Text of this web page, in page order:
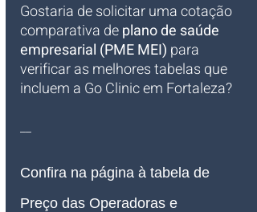
Gostaria de solicitar uma cotação
comparativa de plano de saúde
empresarial (PME MEI) para
verificar as melhores tabelas que
incluem a Go Clinic em Fortaleza?
__
Confira na página à tabela de
Preço das Operadoras e